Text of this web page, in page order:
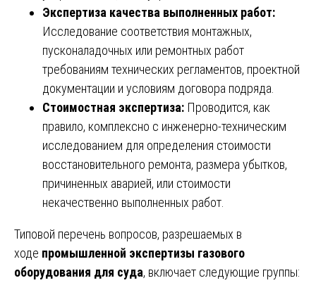
Экспертиза качества выполненных работ:
Исследование соответствия монтажных,
пусконаладочных или ремонтных работ
требованиям технических регламентов, проектной
документации и условиям договора подряда.
Стоимостная экспертиза: Проводится, как
правило, комплексно с инженерно-техническим
исследованием для определения стоимости
восстановительного ремонта, размера убытков,
причиненных аварией, или стоимости
некачественно выполненных работ.
Типовой перечень вопросов, разрешаемых в
ходе промышленной экспертизы газового
оборудования для суда, включает следующие группы: